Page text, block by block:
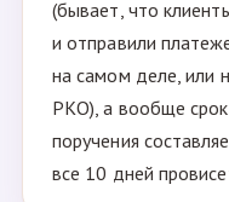
(бывает, что
и отправили
на самом деле, или
РКО), а вообще
поручения
все 10 дней